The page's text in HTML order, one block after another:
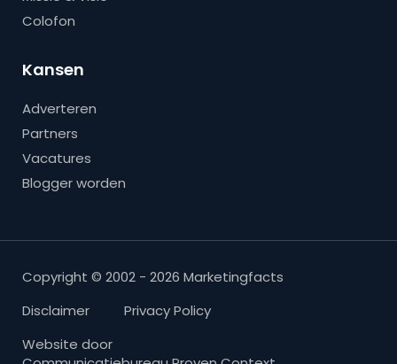
Colofon
Kansen
Adverteren
Partners
Vacatures
Blogger worden
Copyright © 2002 - 2026 Marketingfacts
Disclaimer
Privacy Policy
Website door